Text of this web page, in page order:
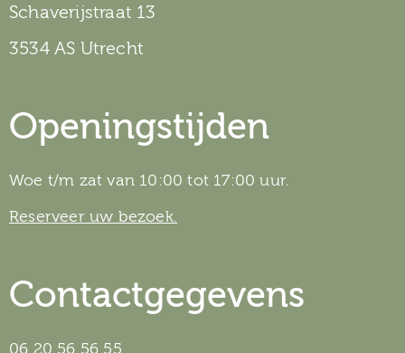
Schaverijstraat 13
3534 AS Utrecht
Openingstijden
Woe t/m zat van 10:00 tot 17:00 uur.
Reserveer uw bezoek.
Contactgegevens
06 20 56 56 55